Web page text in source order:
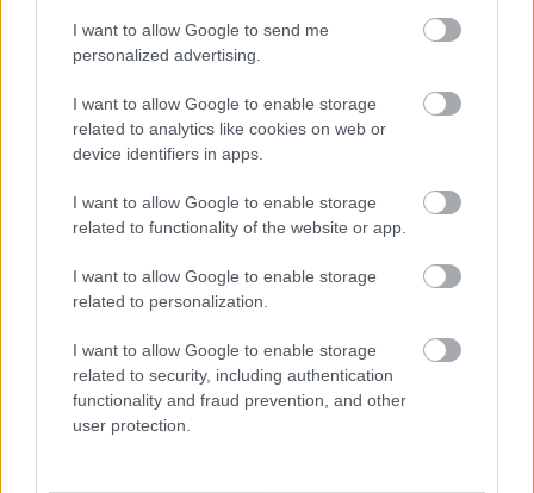
I want to allow Google to send me
personalized advertising.
I want to allow Google to enable storage
related to analytics like cookies on web or
device identifiers in apps.
I want to allow Google to enable storage
related to functionality of the website or app.
I want to allow Google to enable storage
related to personalization.
I want to allow Google to enable storage
related to security, including authentication
functionality and fraud prevention, and other
user protection.